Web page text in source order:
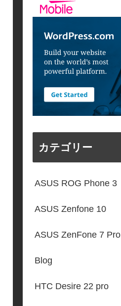
カテゴリー
ASUS ROG Phone 3
ASUS Zenfone 10
ASUS ZenFone 7 Pro
Blog
HTC Desire 22 pro